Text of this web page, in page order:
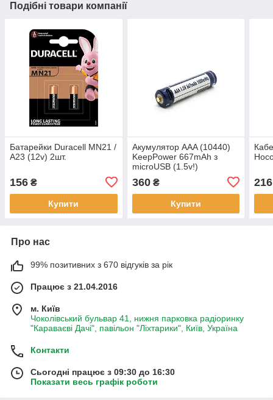
Подібні товари компанії
Батарейки Duracell MN21 /
A23 (12v) 2шт.
156 ₴
Купити
Акумулятор AAA (10440)
KeepPower 667mAh з
microUSB (1.5v!)
360₴
Купити
216
Про нас
99% позитивних з 670 відгуків за рік
Працює з 21.04.2016
м. Київ
Чоколівський бульвар 41, нижня парковка радіоринку
"Караваєві Дачі", павільон "Ліхтарики", Київ, Україна
Контакти
Сьогодні працює з 09:30 до 16:30
Показати весь графік роботи